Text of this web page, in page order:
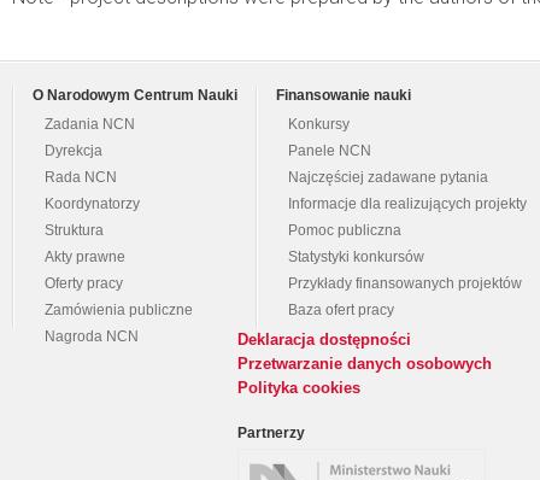
O Narodowym Centrum Nauki
Zadania NCN
Dyrekcja
Rada NCN
Koordynatorzy
Struktura
Akty prawne
Oferty pracy
Zamówienia publiczne
Nagroda NCN
Finansowanie nauki
Konkursy
Panele NCN
Najczęściej zadawane pytania
Informacje dla realizujących projekty
Pomoc publiczna
Statystyki konkursów
Przykłady finansowanych projektów
Baza ofert pracy
Deklaracja dostępności
Przetwarzanie danych osobowych
Polityka cookies
Partnerzy